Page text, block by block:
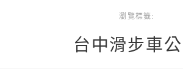
瀏覽標籤:
台中滑步車公